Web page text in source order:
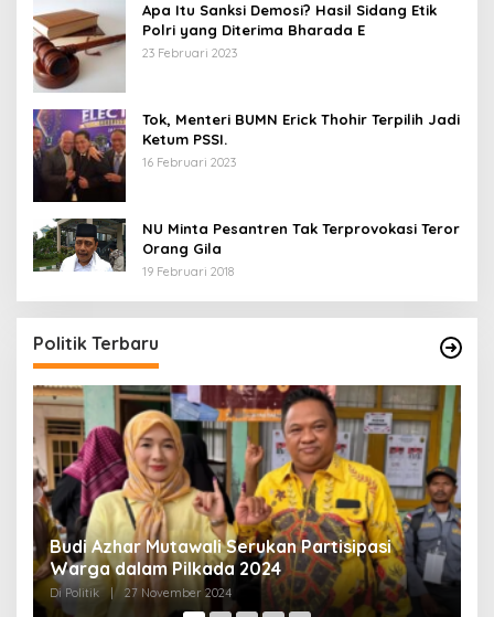
Apa Itu Sanksi Demosi? Hasil Sidang Etik
Polri yang Diterima Bharada E
23 Februari 2023
Tok, Menteri BUMN Erick Thohir Terpilih Jadi
Ketum PSSI.
16 Februari 2023
NU Minta Pesantren Tak Terprovokasi Teror
Orang Gila
19 Februari 2018
Politik Terbaru
Mendaftar di PKB
Di Politik | 24 April 2024